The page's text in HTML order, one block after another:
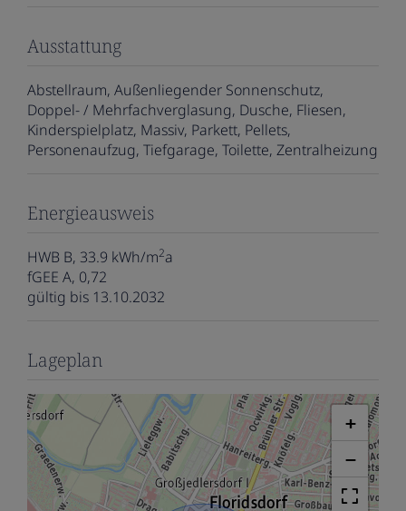
Ausstattung
Abstellraum Außenliegender Sonnenschutz
Doppel- / Mehrfachverglasung Dusche Fliesen
Kinderspielplatz Massiv Parkett Pellets
Personenaufzug Tiefgarage Toilette Zentralheizung
Energieausweis
HWB B, 33.9 kWh/m2a
fGEE A, 0,72
gültig bis 13.10.2032
Lageplan
+
−